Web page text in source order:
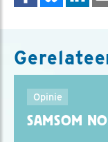
Opinie
SAMSOM